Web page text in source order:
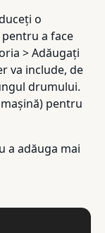
o
a face
> Adăugați
va include, de
drumului.
pentru
a adăuga mai